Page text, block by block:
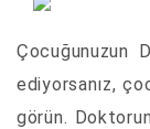
Çocuğunuzun
ediyorsanız,
görün.